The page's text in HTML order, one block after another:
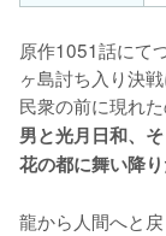
原作1051話にて
ヶ島討ち入り決
民衆の前に現れた
男と光月日和、
花の都に舞い降
龍から人間へと戻